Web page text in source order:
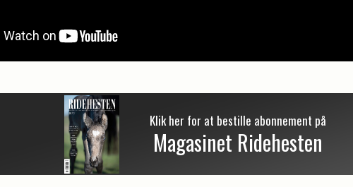
Klik her for at bestille abonnement på
Magasinet Ridehesten